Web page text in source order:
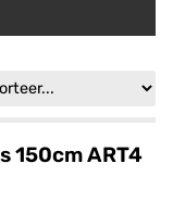
150cm ART4